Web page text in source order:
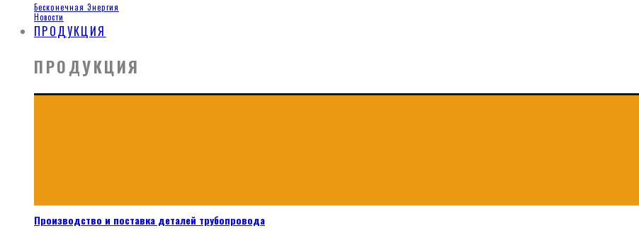
Бесконечная Энергия
Новости
ПРОДУКЦИЯ
ПРОДУКЦИЯ
Производство и поставка деталей трубопровода